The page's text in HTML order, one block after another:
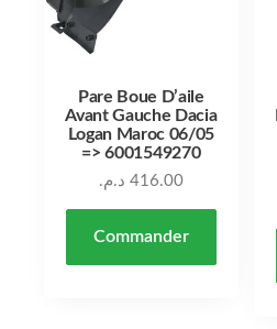
Pare Boue D’aile
Avant Gauche Dacia
Logan Maroc 06/05
=> 6001549270
416.00 د.م.
Commander